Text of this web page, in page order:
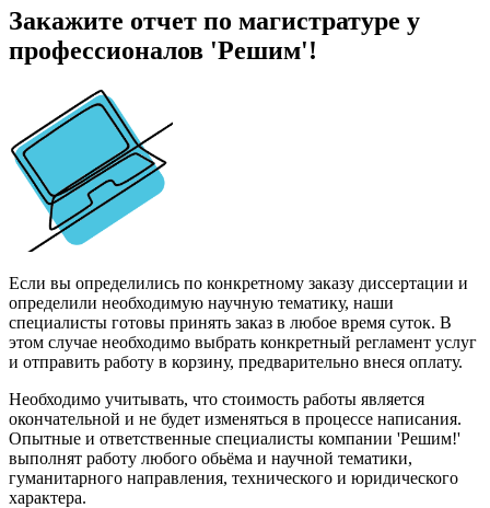
Закажите отчет по магистратуре у
профессионалов 'Решим'!
Если вы определились по конкретному заказу диссертации и
определили необходимую научную тематику, наши
специалисты готовы принять заказ в любое время суток. В
этом случае необходимо выбрать конкретный регламент услуг
и отправить работу в корзину, предварительно внеся оплату.
Необходимо учитывать, что стоимость работы является
окончательной и не будет изменяться в процессе написания.
Опытные и ответственные специалисты компании 'Решим!'
выполнят работу любого обьёма и научной тематики,
гуманитарного направления, технического и юридического
характера.